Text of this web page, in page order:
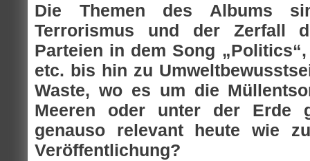
Die Themen des Albums
Terrorismus und der Zerfall
Parteien in dem Song
etc. bis hin zu
Waste, wo es um die
Meeren oder unter der Erde
genauso relevant heute wie
Veröffentlichung?